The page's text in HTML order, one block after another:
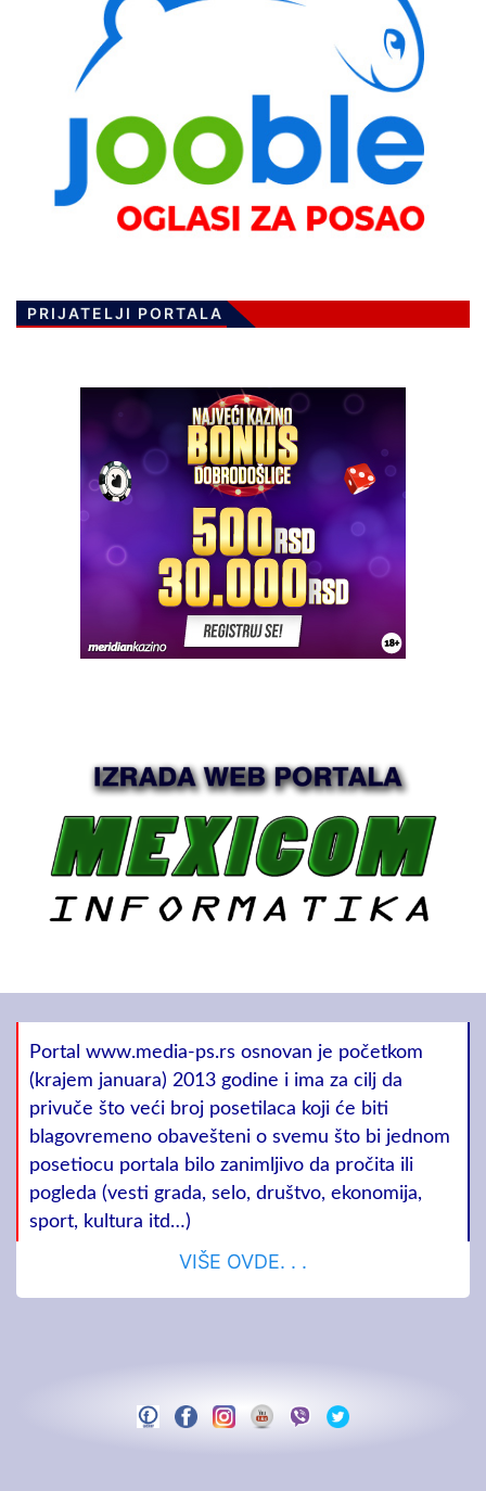
PRIJATELJI PORTALA
Portal www.media-ps.rs osnovan je početkom
(krajem januara) 2013 godine i ima za cilj da
privuče što veći broj posetilaca koji će biti
blagovremeno obavešteni o svemu što bi jednom
posetiocu portala bilo zanimljivo da pročita ili
pogleda (vesti grada, selo, društvo, ekonomija,
sport, kultura itd…)
VIŠE OVDE. . .